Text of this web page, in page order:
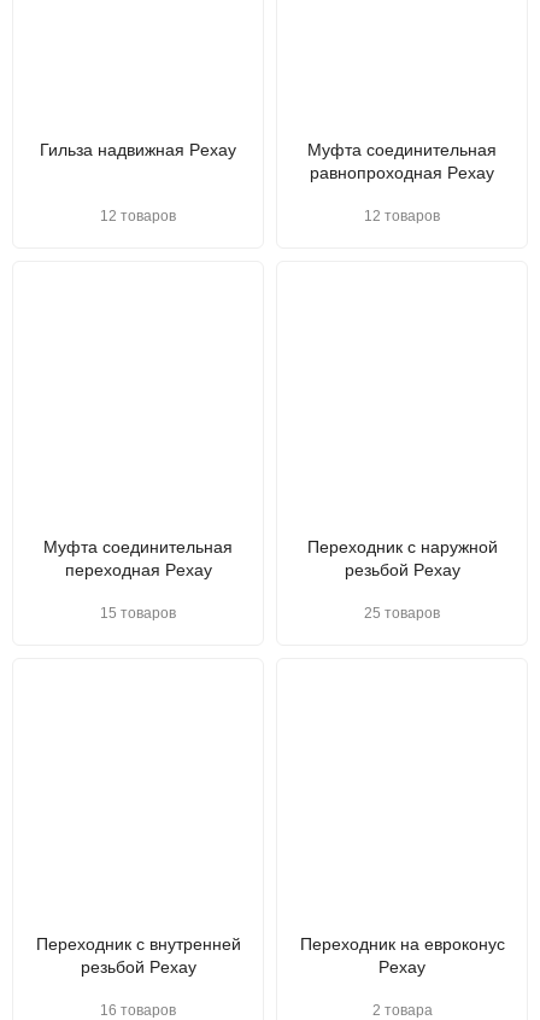
Гильза надвижная Pexay
12 товаров
Муфта соединительная
равнопроходная Pexay
12 товаров
Муфта соединительная
переходная Pexay
15 товаров
Переходник с наружной
резьбой Pexay
25 товаров
Переходник с внутренней
резьбой Pexay
16 товаров
Переходник на евроконус
Pexay
2 товара